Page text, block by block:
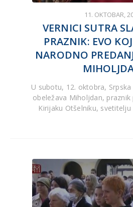
11. OKTOBAR,
VERNICI SUTRA
PRAZNIK: EVO
NARODNO
U subotu, 12. oktobra,
obeležava Miholjdan,
Kirijaku Otšelniku,